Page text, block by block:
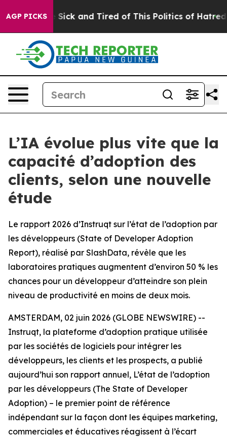
AGP PICKS
Are Sick and Tired of This Politics of Hatred” The
L’IA évolue plus vite que la
capacité d’adoption des
clients, selon une nouvelle
étude
Le rapport 2026 d’Instruqt sur l’état de l’adoption par
les développeurs (State of Developer Adoption
Report), réalisé par SlashData, révèle que les
laboratoires pratiques augmentent d’environ 50 % les
chances pour un développeur d’atteindre son plein
niveau de productivité en moins de deux mois.
AMSTERDAM, 02 juin 2026 (GLOBE NEWSWIRE) --
Instruqt, la plateforme d’adoption pratique utilisée
par les sociétés de logiciels pour intégrer les
développeurs, les clients et les prospects, a publié
aujourd’hui son rapport annuel, L’état de l’adoption
par les développeurs (The State of Developer
Adoption) – le premier point de référence
indépendant sur la façon dont les équipes marketing,
commerciales et éducatives réagissent à l’écart